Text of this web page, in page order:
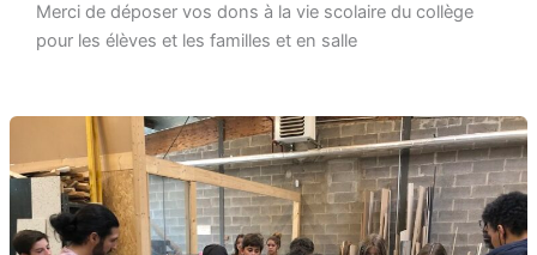
Merci de déposer vos dons à la vie scolaire du collège
pour les élèves et les familles et en salle